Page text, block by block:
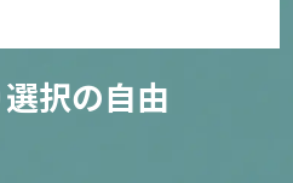
択の自由